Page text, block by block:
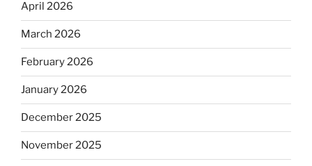
April 2026
March 2026
February 2026
January 2026
December 2025
November 2025